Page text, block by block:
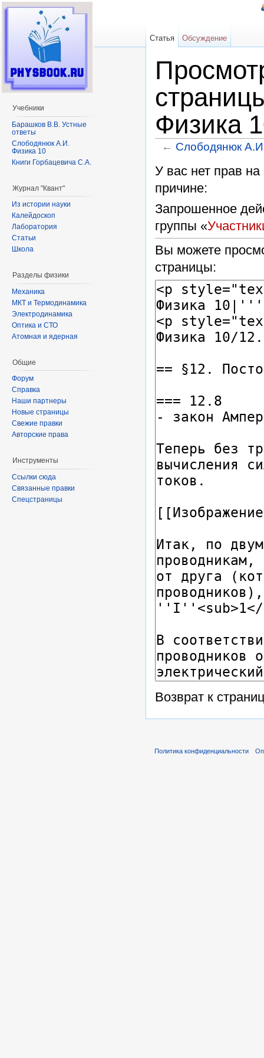
Физика
← Слободянюк
У вас нет прав
причине:
Запрошенное
группы «
Вы можете
страницы:
Возврат к
Статья Обсуждение
Учебники
Барашков В.В. Устные
ответы
Слободянюк А.И.
Физика 10
Книги Горбацевича С.А.
Журнал "Квант"
Из истории науки
Калейдоскоп
Лаборатория
Статьи
Школа
Разделы физики
Механика
МКТ и Термодинамика
Электродинамика
Оптика и СТО
Атомная и ядерная
Общие
Форум
Справка
Наши партнеры
Новые страницы
Свежие правки
Авторские права
Инструменты
Ссылки сюда
Связанные правки
Спецстраницы
Политика конфиденциальности